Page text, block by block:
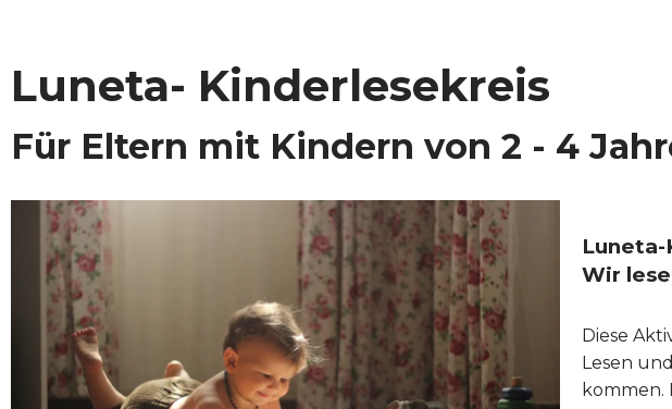
Luneta- Kinderlesekreis
Für Eltern mit Kindern von 2 - 4
Luneta-
Wir
Diese
Lesen
kommen.